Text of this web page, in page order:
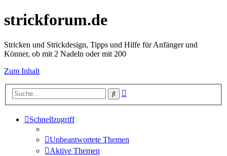
strickforum.de
Stricken und Strickdesign, Tipps und Hilfe für Anfänger und
Könner, ob mit 2 Nadeln oder mit 200
Zum Inhalt
Suche
Schnellzugriff
Unbeantwortete Themen
Aktive Themen